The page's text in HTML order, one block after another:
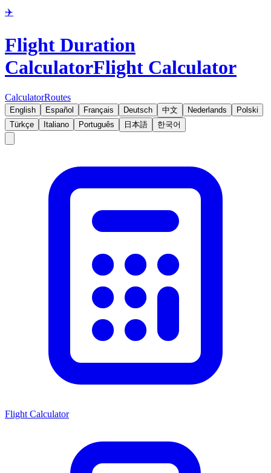
✈️
Flight Duration
CalculatorFlight Calculator
CalculatorRoutes
English Español Français Deutsch 中文 Nederlands
Polski
Türkçe
Italiano Português 日本語 한국어
Flight Calculator